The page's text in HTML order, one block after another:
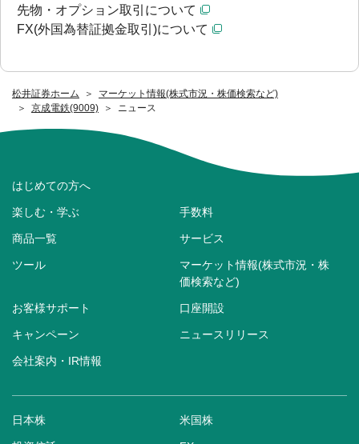
松井証券ホーム
マーケット情報(株式市況・株価検索など)
京成電鉄(9009)
ニュース
先物・オプション取引について
FX(外国為替証拠金取引)について
はじめての方へ
楽しむ・学ぶ 手数料
商品一覧 サービス
ツール
マーケット情報(株式市況・株
価検索など)
お客様サポート 口座開設
キャンペーン ニュースリリース
会社案内・IR情報
日本株 米国株